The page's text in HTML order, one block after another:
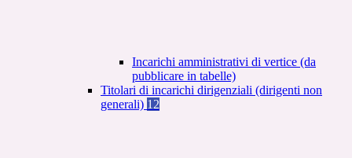
Incarichi amministrativi di vertice (da
pubblicare in tabelle)
Titolari di incarichi dirigenziali (dirigenti non
generali) 12